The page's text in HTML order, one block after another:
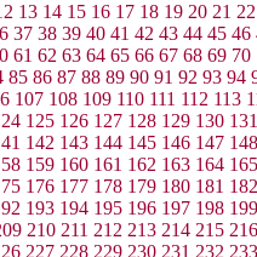
13 14 15 16 17 18 19 20 21 22
37 38 39 40 41 42 43 44 45 46
61 62 63 64 65 66 67 68 69 70
85 86 87 88 89 90 91 92 93 94
107 108 109 110 111 112 113
125 126 127 128 129 130 131
142 143 144 145 146 147 148
159 160 161 162 163 164 165
176 177 178 179 180 181 182
193 194 195 196 197 198 199
210 211 212 213 214 215 216
227 228 229 230 231 232 233